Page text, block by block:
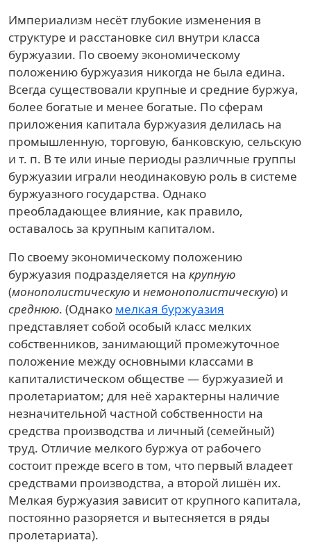
Империализм несёт глубокие изменения в
структуре и расстановке сил внутри класса
буржуазии. По своему экономическому
положению буржуазия никогда не была едина.
Всегда существовали крупные и средние буржуа,
более богатые и менее богатые. По сферам
приложения капитала буржуазия делилась на
промышленную, торговую, банковскую, сельскую
и т. п. В те или иные периоды различные группы
буржуазии играли неодинаковую роль в системе
буржуазного государства. Однако
преобладающее влияние, как правило,
оставалось за крупным капиталом.
По своему экономическому положению
буржуазия подразделяется на крупную
(монополистическую и немонополистическую) и
среднюю. (Однако мелкая буржуазия
представляет собой особый класс мелких
собственников, занимающий промежуточное
положение между основными классами в
капиталистическом обществе — буржуазией и
пролетариатом; для неё характерны наличие
незначительной частной собственности на
средства производства и личный (семейный)
труд. Отличие мелкого буржуа от рабочего
состоит прежде всего в том, что первый владеет
средствами производства, а второй лишён их.
Мелкая буржуазия зависит от крупного капитала,
постоянно разоряется и вытесняется в ряды
пролетариата).